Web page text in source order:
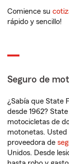
Comience su
rápido y sencillo!
Seguro de
¿Sabía que State
desde 1962?
motocicletas de
motonetas. Usted
proveedora de
Unidos. Desde